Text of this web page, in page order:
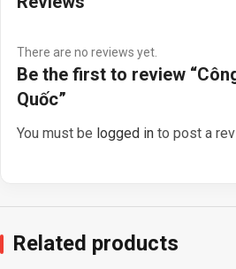
There are no reviews yet.
Be the first to review
Quốc”
You must be logged in to post a
Related products